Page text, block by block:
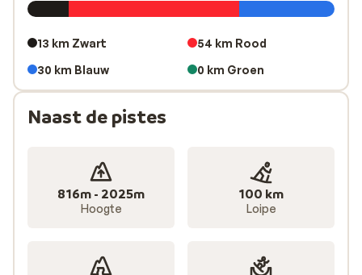
13 km Zwart
54 km Rood
30 km Blauw
0 km Groen
Naast de pistes
816m - 2025m
Hoogte
100 km
Loipe